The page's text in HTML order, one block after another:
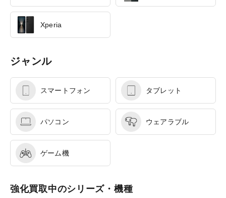
Xperia
ジャンル
スマートフォン タブレット
パソコン ウェアラブル
ゲーム機
強化買取中のシリーズ・機種